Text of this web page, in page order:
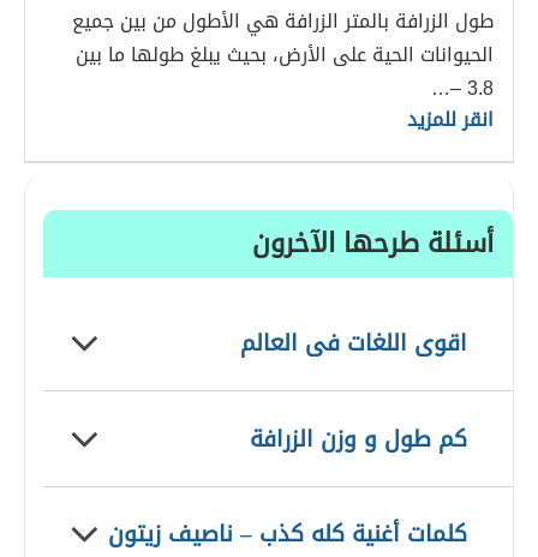
طول الزرافة بالمتر الزرافة هي الأطول من بين جميع
الحيوانات الحية على الأرض، بحيث يبلغ طولها ما بين
3.8 –…
انقر للمزيد
أسئلة طرحها الآخرون
اقوى اللغات فى العالم
كم طول و وزن الزرافة
كلمات أغنية كله كذب – ناصيف زيتون